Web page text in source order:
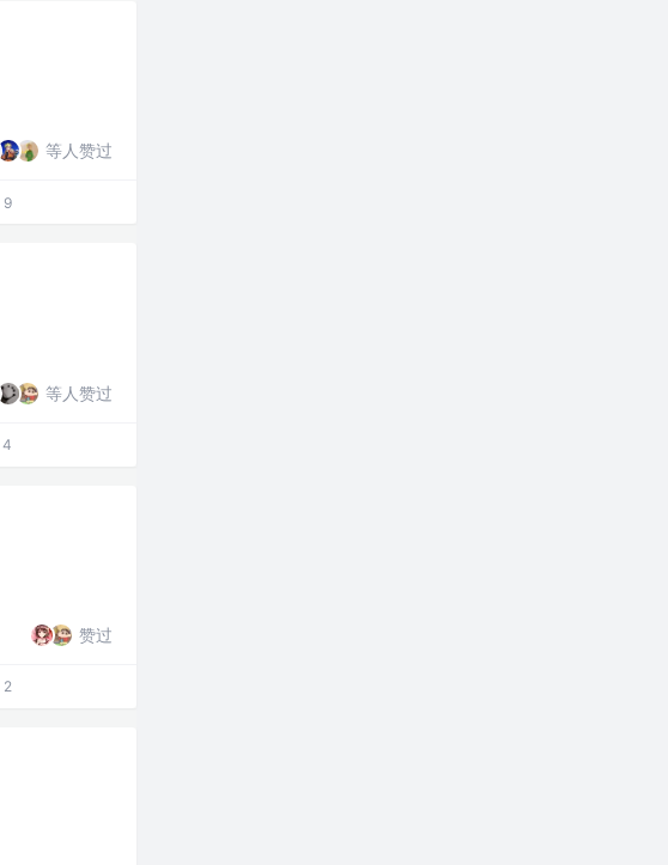
等人赞过
9
等人赞过
4
赞过
2